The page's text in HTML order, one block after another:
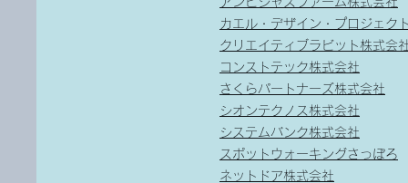
カエル・デザイン・プロジェク
クリエイティブラビット株式会
コンストテック株式会社
さくらパートナーズ株式会社
シオンテクノス株式会社
システムバンク株式会社
スポットウォーキングさっぽろ
ネットドア株式会社